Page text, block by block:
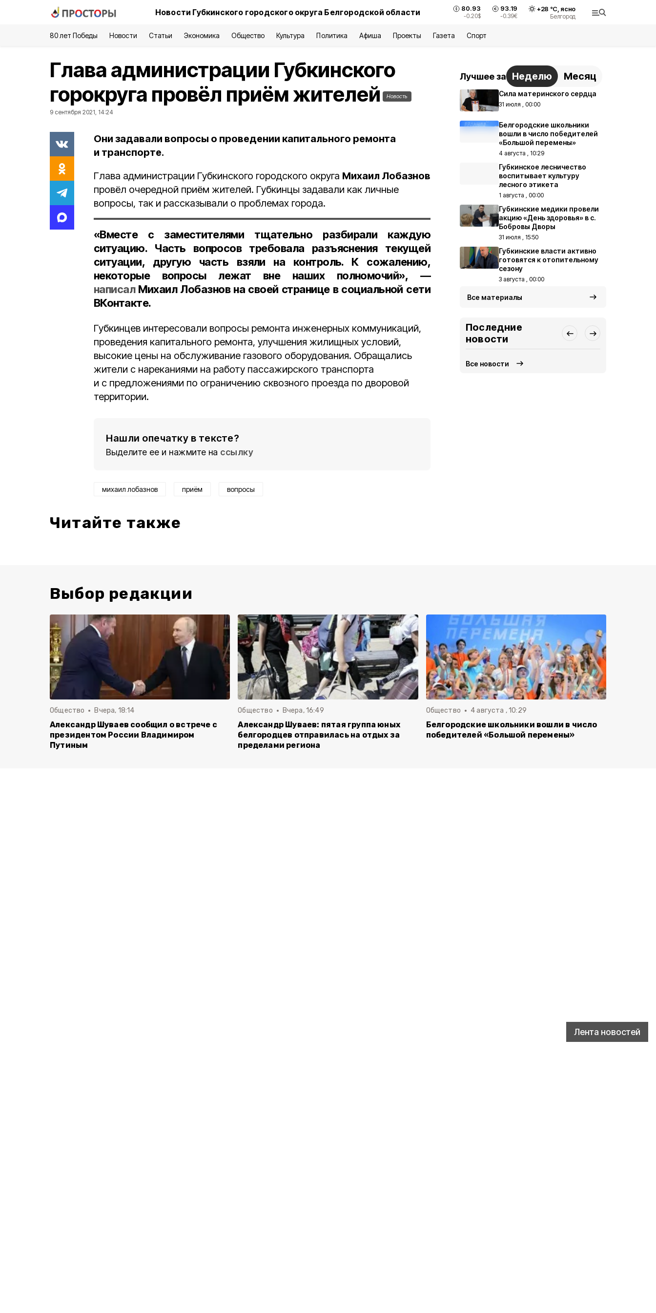
Новости Губкинского городского округа Белгородской области 80.93
-0.20$
93.19
-0.39€
+28 °С, ясно
Белгород
80 лет Победы Новости Статьи Экономика Общество Культура Политика Афиша Проекты Газета Спорт
Лента новостей
Глава администрации Губкинского
горокруга провёл приём жителей
Новость
9 сентября 2021, 14:24
Они задавали вопросы о проведении капитального ремонта
и транспорте.
Глава администрации Губкинского городского округа Михаил Лобазнов
провёл очередной приём жителей. Губкинцы задавали как личные
вопросы, так и рассказывали о проблемах города.
«Вместе с заместителями тщательно разбирали каждую
ситуацию. Часть вопросов требовала разъяснения текущей
ситуации, другую часть взяли на контроль. К сожалению,
некоторые вопросы лежат вне наших полномочий», —
написалМихаил Лобазнов на своей странице в социальной сети
ВКонтакте.
Губкинцев интересовали вопросы ремонта инженерных коммуникаций,
проведения капитального ремонта, улучшения жилищных условий,
высокие цены на обслуживание газового оборудования. Обращались
жители с нареканиями на работу пассажирского транспорта
и с предложениями по ограничению сквозного проезда по дворовой
территории.
Нашли опечатку в тексте?
Выделите ее и нажмите на ссылку
михаил лобазнов приём вопросы
Читайте также
Лучшее за Неделю Месяц
Сила материнского сердца
31 июля , 00:00
Белгородские школьники
вошли в число победителей
«Большой перемены»
4 августа , 10:29
Губкинское лесничество
воспитывает культуру
лесного этикета
1 августа , 00:00
Губкинские медики провели
акцию «День здоровья» в с.
Бобровы Дворы
31 июля , 15:50
Губкинские власти активно
готовятся к отопительному
сезону
3 августа , 00:00
Все материалы
Последние
новости
Все новости
Выбор редакции
Общество Вчера, 18:14
Александр Шуваев сообщил о встрече с
президентом России Владимиром
Путиным
Общество Вчера, 16:49
Александр Шуваев: пятая группа юных
белгородцев отправилась на отдых за
пределами региона
Общество 4 августа , 10:29
Белгородские школьники вошли в число
победителей «Большой перемены»